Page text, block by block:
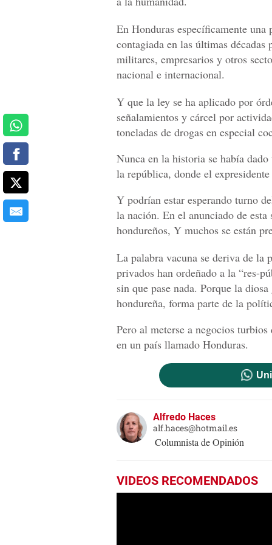
En Honduras específicamente
contagiada en las últimas
militares, empresarios y otros
nacional e internacional.
Y que la ley se ha aplicado por
señalamientos y cárcel por
toneladas de drogas en especial
Nunca en la historia se había
la república, donde el
Y podrían estar esperando turno
la nación. En el anunciado de
hondureños, Y muchos se están
La palabra vacuna se deriva de la
privados han ordeñado a la “res-
sin que pase nada. Porque la
hondureña, forma parte de la
Pero al meterse a negocios
en un país llamado Honduras.
Alfredo Haces
alf.haces@hotmail.es
Columnista de Opinión
VIDEOS RECOMENDADOS